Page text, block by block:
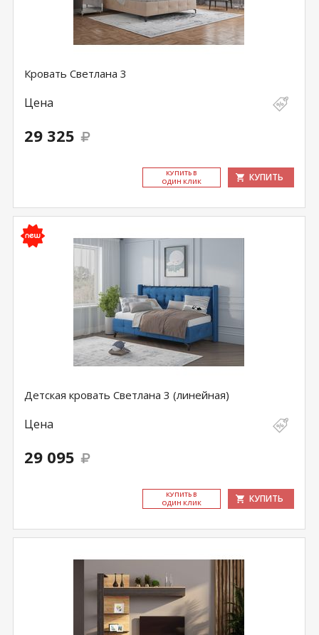
Кровать Светлана 3
Цена
29 325
КУ­ПИТЬ В
ОДИН КЛИК
КУПИТЬ
Детская кровать Светлана 3 (линейная)
Цена
29 095
КУ­ПИТЬ В
ОДИН КЛИК
КУПИТЬ